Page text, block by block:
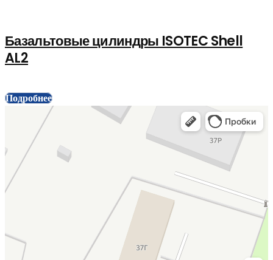
Базальтовые цилиндры ISOTEC Shell
AL2
Подробнее